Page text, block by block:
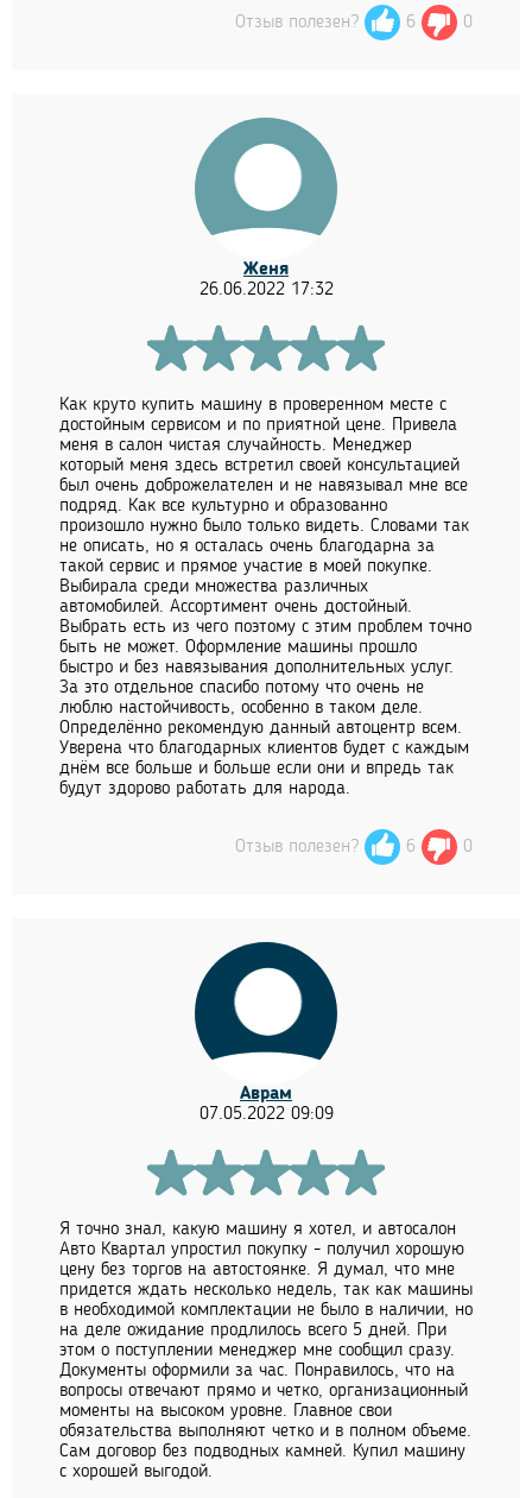
Отзыв полезен? 6 0
Женя
26.06.2022 17:32
Как круто купить машину в проверенном месте с
достойным сервисом и по приятной цене. Привела
меня в салон чистая случайность. Менеджер
который меня здесь встретил своей консультацией
был очень доброжелателен и не навязывал мне все
подряд. Как все культурно и образованно
произошло нужно было только видеть. Словами так
не описать, но я осталась очень благодарна за
такой сервис и прямое участие в моей покупке.
Выбирала среди множества различных
автомобилей. Ассортимент очень достойный.
Выбрать есть из чего поэтому с этим проблем точно
быть не может. Оформление машины прошло
быстро и без навязывания дополнительных услуг.
За это отдельное спасибо потому что очень не
люблю настойчивость, особенно в таком деле.
Определённо рекомендую данный автоцентр всем.
Уверена что благодарных клиентов будет с каждым
днём все больше и больше если они и впредь так
будут здорово работать для народа.
Отзыв полезен? 6 0
Аврам
07.05.2022 09:09
Я точно знал, какую машину я хотел, и автосалон
Авто Квартал упростил покупку - получил хорошую
цену без торгов на автостоянке. Я думал, что мне
придется ждать несколько недель, так как машины
в необходимой комплектации не было в наличии, но
на деле ожидание продлилось всего 5 дней. При
этом о поступлении менеджер мне сообщил сразу.
Документы оформили за час. Понравилось, что на
вопросы отвечают прямо и четко, организационный
моменты на высоком уровне. Главное свои
обязательства выполняют четко и в полном объеме.
Сам договор без подводных камней. Купил машину
с хорошей выгодой.